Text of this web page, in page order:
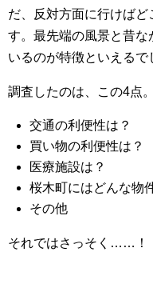
だ、反対方面に行けばど
す。最先端の風景と昔な
いるのが特徴といえるで
調査したのは、この4点。
交通の利便性は？
買い物の利便性は？
医療施設は？
桜木町にはどんな物
その他
それではさっそく……！